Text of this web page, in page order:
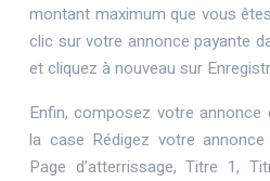
montant maximum que vous
clic sur votre annonce payante
et cliquez à nouveau sur
Enfin, composez votre annonce
la case Rédigez votre
Page d’atterrissage, Titre 1,